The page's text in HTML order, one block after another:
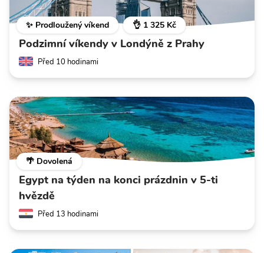
✨ Prodloužený víkend 👌 1 325 Kč
Podzimní víkendy v Londýně z Prahy
Před 10 hodinami
🌴 Dovolená
Egypt na týden na konci prázdnin v 5-ti
hvězdě
Před 13 hodinami